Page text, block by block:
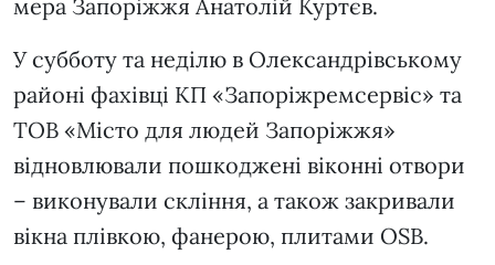
мера Запоріжжя Анатолій Куртєв.
У субботу та неділю в Олександрівському
районі фахівці КП «Запоріжремсервіс» та
ТОВ «Місто для людей Запоріжжя»
відновлювали пошкоджені віконні отвори
– виконували скління, а також закривали
вікна плівкою, фанерою, плитами OSB.